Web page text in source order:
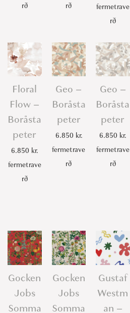
rð
rð
fermetrave
rð
Floral
Flow –
Boråsta
peter
6.850 kr.
fermetrave
rð
Geo –
Boråsta
peter
6.850 kr.
fermetrave
rð
Geo –
Boråsta
peter
6.850 kr.
fermetrave
rð
Gocken
Jobs
Somma
Gocken
Jobs
Somma
Gustaf
Westm
an –